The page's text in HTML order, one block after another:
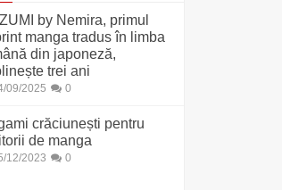
by Nemira, primul
manga tradus în limba
din japoneză,
trei ani
09/2025 0
crăciunești pentru
de manga
12/2023 0